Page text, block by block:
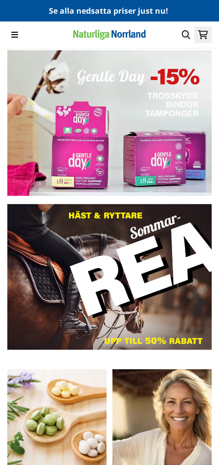
Hoppa till innehållSe alla nedsatta priser just nu!